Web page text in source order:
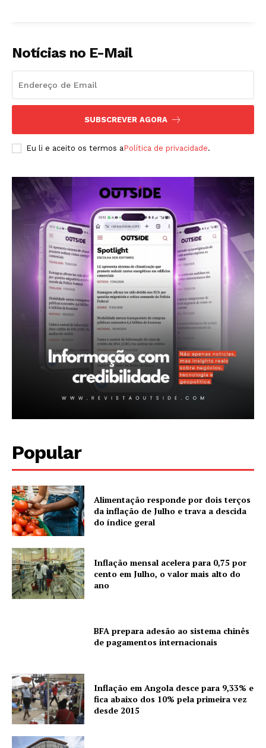
A Empresa
Diretrizes Editoriais
Política de Privacidade
Contactos
Planos de assinatura
Minha conta
Notícias no E-Mail
SUBSCREVER AGORA
Eu li e aceito os termos a Política de privacidade.
Popular
Alimentação responde por dois terços
da inflação de Julho e trava a descida
do índice geral
Inflação mensal acelera para 0,75 por
cento em Julho, o valor mais alto do
ano
BFA prepara adesão ao sistema chinês
de pagamentos internacionais
Inflação em Angola desce para 9,33% e
fica abaixo dos 10% pela primeira vez
desde 2015